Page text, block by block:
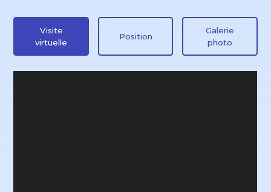
Visite
virtuelle
Position
Galerie
photo